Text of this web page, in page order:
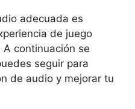
adecuada es
de juego
continuación se
seguir para
de audio y mejorar tu